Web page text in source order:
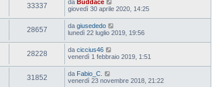
33337 da Buddace
giovedì 30 aprile 2020, 14:25
28657 da giusededo
lunedì 22 luglio 2019, 19:56
28228 da ciccius46
venerdì 1 febbraio 2019, 1:51
31852 da Fabio_C.
venerdì 23 novembre 2018, 21:22